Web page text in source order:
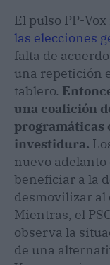
El pulso PP-
las elecciones
falta de
una repetición
tablero.
una coalición
programáticas
investidura.
nuevo
beneficiar a la
desmovilizar al
Mientras, el
observa la
de una